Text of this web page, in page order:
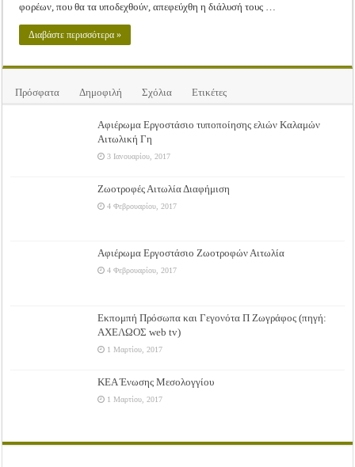
φορέων, που θα τα υποδεχθούν, απεφεύχθη η διάλυσή τους …
Διαβάστε περισσότερα »
Πρόσφατα Δημοφιλή Σχόλια Ετικέτες
Αφιέρωμα Εργοστάσιο τυποποίησης ελιών Καλαμών
Αιτωλική Γη
3 Ιανουαρίου, 2017
Ζωοτροφές Αιτωλία Διαφήμιση
4 Φεβρουαρίου, 2017
Αφιέρωμα Εργοστάσιο Ζωοτροφών Αιτωλία
4 Φεβρουαρίου, 2017
Εκπομπή Πρόσωπα και Γεγονότα Π Ζωγράφος (πηγή:
ΑΧΕΛΩΟΣ web tv)
1 Μαρτίου, 2017
ΚΕΑ Ένωσης Μεσολογγίου
1 Μαρτίου, 2017